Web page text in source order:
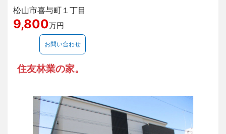
松山市喜与町１丁目
9,800万円
お問い合わせ
住友林業の家。